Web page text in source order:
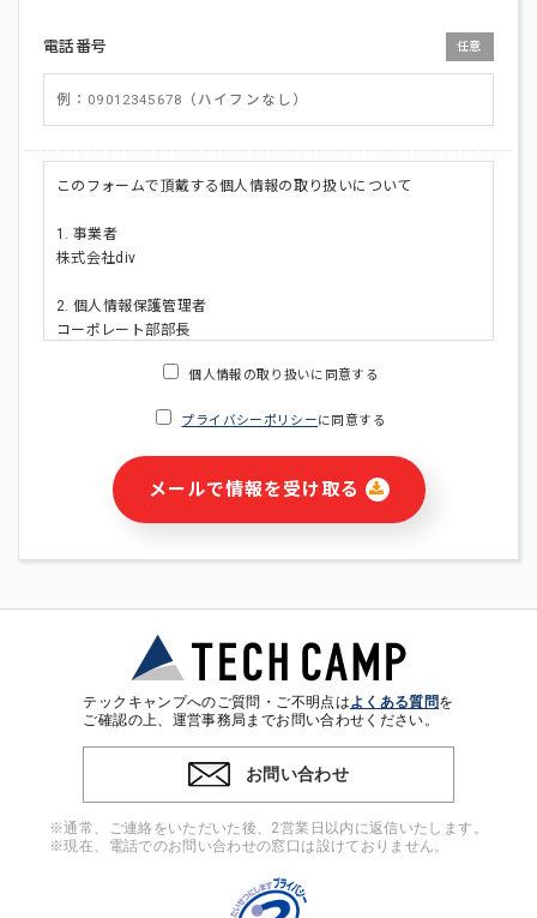
電話番号 任意
このフォームで頂戴する個人情報の取り扱いについて
1. 事業者
株式会社div
2. 個人情報保護管理者
コーポレート部部長
・ご請求された資料の送付のため
・本サービス及び本サービスに関連する情報(当社及び第三者の
サービス又は商品等の広告配信・宣伝を含みますが、それらに
・個人(法人の場合は担当者)を識別できない形式に加工した統
計情報の作成および利用
※上記の利用目的に基づいた本人への連絡及び配信について
4. 個人情報の第三者提供
ンをとるために、氏名等の一部の情報をサービス内で使用する
チャットツールで発信することにより、本サービスの他の利用
者等に提供することがあります。
個人情報の取り扱いに同意する
プライバシーポリシーに同意する
メールで情報を受け取る
テックキャンプへのご質問・ご不明点はよくある質問を
ご確認の上、運営事務局までお問い合わせください。
お問い合わせ
※通常、ご連絡をいただいた後、2営業日以内に返信いたします。
※現在、電話でのお問い合わせの窓口は設けておりません。